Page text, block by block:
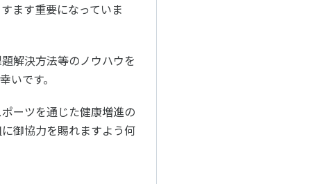
ます重要になっていま
解決⽅法等のノウハウを
です。
ーツを通じた健康増進の
御協⼒を賜れますよう何